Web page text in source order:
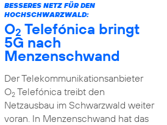
BESSERES NETZ FÜR DEN
HOCHSCHWARZWALD:
O2 Telefónica bringt
5G nach
Menzenschwand
Der Telekommunikationsanbieter
O2Telefónica treibt den
Netzausbau im Schwarzwald weiter
voran. In Menzenschwand hat das